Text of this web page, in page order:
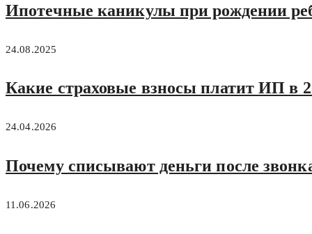
Ипотечные каникулы при рождении
24.08.2025
Какие страховые взносы платит ИП в
24.04.2026
Почему списывают деньги после
11.06.2026